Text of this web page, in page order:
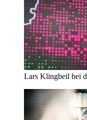
Lars Klingbeil bei